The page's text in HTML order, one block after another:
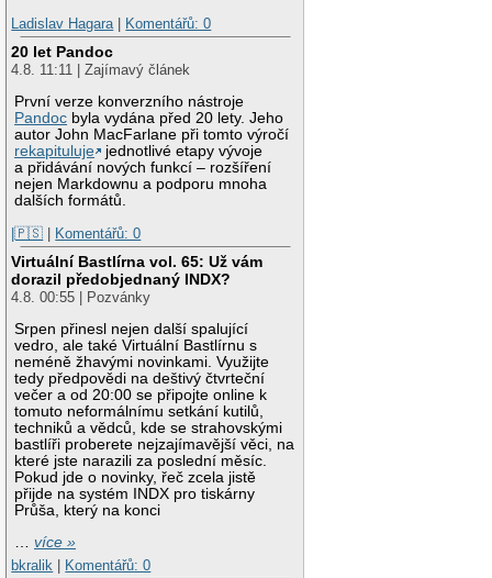
Ladislav Hagara | Komentářů: 0
20 let Pandoc
4.8. 11:11 | Zajímavý článek
První verze konverzního nástroje
Pandoc byla vydána před 20 lety. Jeho
autor John MacFarlane při tomto výročí
rekapituluje
jednotlivé etapy vývoje
a přidávání nových funkcí – rozšíření
nejen Markdownu a podporu mnoha
dalších formátů.
|🇵🇸 | Komentářů: 0
Virtuální Bastlírna vol. 65: Už vám
dorazil předobjednaný INDX?
4.8. 00:55 | Pozvánky
Srpen přinesl nejen další spalující
vedro, ale také Virtuální Bastlírnu s
neméně žhavými novinkami. Využijte
tedy předpovědi na deštivý čtvrteční
večer a od 20:00 se připojte online k
tomuto neformálnímu setkání kutilů,
techniků a vědců, kde se strahovskými
bastlíři proberete nejzajímavější věci, na
které jste narazili za poslední měsíc.
Pokud jde o novinky, řeč zcela jistě
přijde na systém INDX pro tiskárny
Průša, který na konci
…více »
bkralik
Komentářů: 0